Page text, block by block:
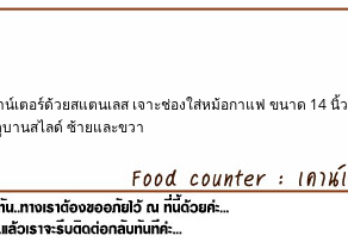
น์เตอร์ด้วยสแตนเลส เจาะช่องใส่หม้อกาแฟ ขนาด 14 นิ้ว
านสไลด์ ซ้ายและขวา